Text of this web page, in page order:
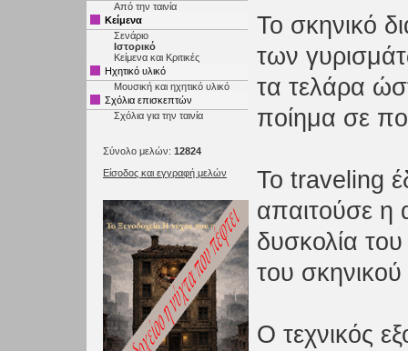
Από την ταινία
Κείμενα
Σενάριο
Ιστορικό
Κείμενα και Κριτικές
Ηχητικό υλικό
Μουσική και ηχητικό υλικό
Σχόλια επισκεπτών
Σχόλια για την ταινία
Σύνολο μελών: 12824
Είσοδος και εγγραφή μελών
Το σκηνικό
των
τα τελάρα
ποίημα σε
Το traveling
απαιτούσε η
δυσκολία
του
Ο τεχνικός